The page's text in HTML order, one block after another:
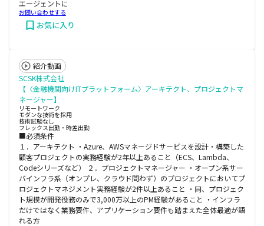
エージェントに
お問い合わせする
お気に入り
紹介動画
SCSK株式会社
【〈金融機関向けITプラットフォーム〉アーキテクト、プロジェクトマ
ネージャー】
リモートワーク
モダンな技術を採用
技術試験なし
フレックス出勤・時差出勤
■必須条件
１．アーキテクト ・Azure、AWSマネージドサービスを設計・構築した
顧客プロジェクトの実務経験が2年以上あること（ECS、Lambda、
Codeシリーズなど） ２．プロジェクトマネージャー ・オープン系サー
バインフラ系（オンプレ、クラウド問わず）のプロジェクトにおいてプ
ロジェクトマネジメント実務経験が2件以上あること ・同、プロジェク
ト規模が開発役務のみで3,000万以上のPM経験があること ・インフラ
だけではなく業務要件、アプリケーション要件も踏まえた全体最適が語
れる方